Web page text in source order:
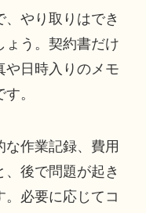
やり取りはでき
ょう。契約書だけ
や日時入りのメモ
。
作業記録、費用
後で問題が起き
必要に応じてコ